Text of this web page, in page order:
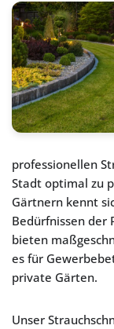
professionellen
Stadt optimal zu
Gärtnern kennt
Bedürfnissen der
bieten
es für
private Gärten.
Unser